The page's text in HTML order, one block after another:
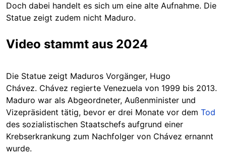
Doch dabei handelt es sich um eine alte Aufnahme. Die
Statue zeigt zudem nicht Maduro.
Video stammt aus 2024
Die Statue zeigt Maduros Vorgänger, Hugo
Chávez. Chávez regierte Venezuela von 1999 bis 2013.
Maduro war als Abgeordneter, Außenminister und
Vizepräsident tätig, bevor er drei Monate vor dem Tod
des sozialistischen Staatschefs aufgrund einer
Krebserkrankung zum Nachfolger von Chávez ernannt
wurde.